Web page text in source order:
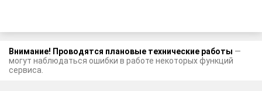
Внимание! Проводятся плановые технические работы —
могут наблюдаться ошибки в работе некоторых функций
сервиса.